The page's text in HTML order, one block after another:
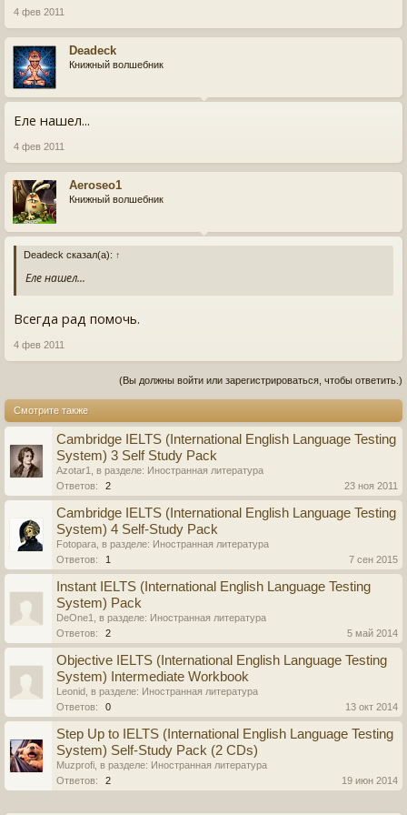
4 фев 2011
Deadeck
Книжный волшебник
Еле нашел...
4 фев 2011
Aeroseo1
Книжный волшебник
Deadeck сказал(а): ↑
Еле нашел...
Всегда рад помочь.
4 фев 2011
(Вы должны войти или зарегистрироваться, чтобы ответить.)
Смотрите также
Cambridge IELTS (International English Language Testing
System) 3 Self Study Pack
Azotar1 , в разделе: Иностранная литература
Ответов:
2 23 ноя 2011
Cambridge IELTS (International English Language Testing
System) 4 Self-Study Pack
Fotopara , в разделе: Иностранная литература
Ответов:
1 7 сен 2015
Instant IELTS (International English Language Testing
System) Pack
DeOne1 , в разделе: Иностранная литература
Ответов:
2 5 май 2014
Objective IELTS (International English Language Testing
System) Intermediate Workbook
Leonid , в разделе: Иностранная литература
Ответов:
0 13 окт 2014
Step Up to IELTS (International English Language Testing
System) Self-Study Pack (2 CDs)
Muzprofi , в разделе: Иностранная литература
Ответов:
2 19 июн 2014